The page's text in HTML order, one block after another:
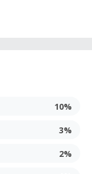
10%
3%
2%